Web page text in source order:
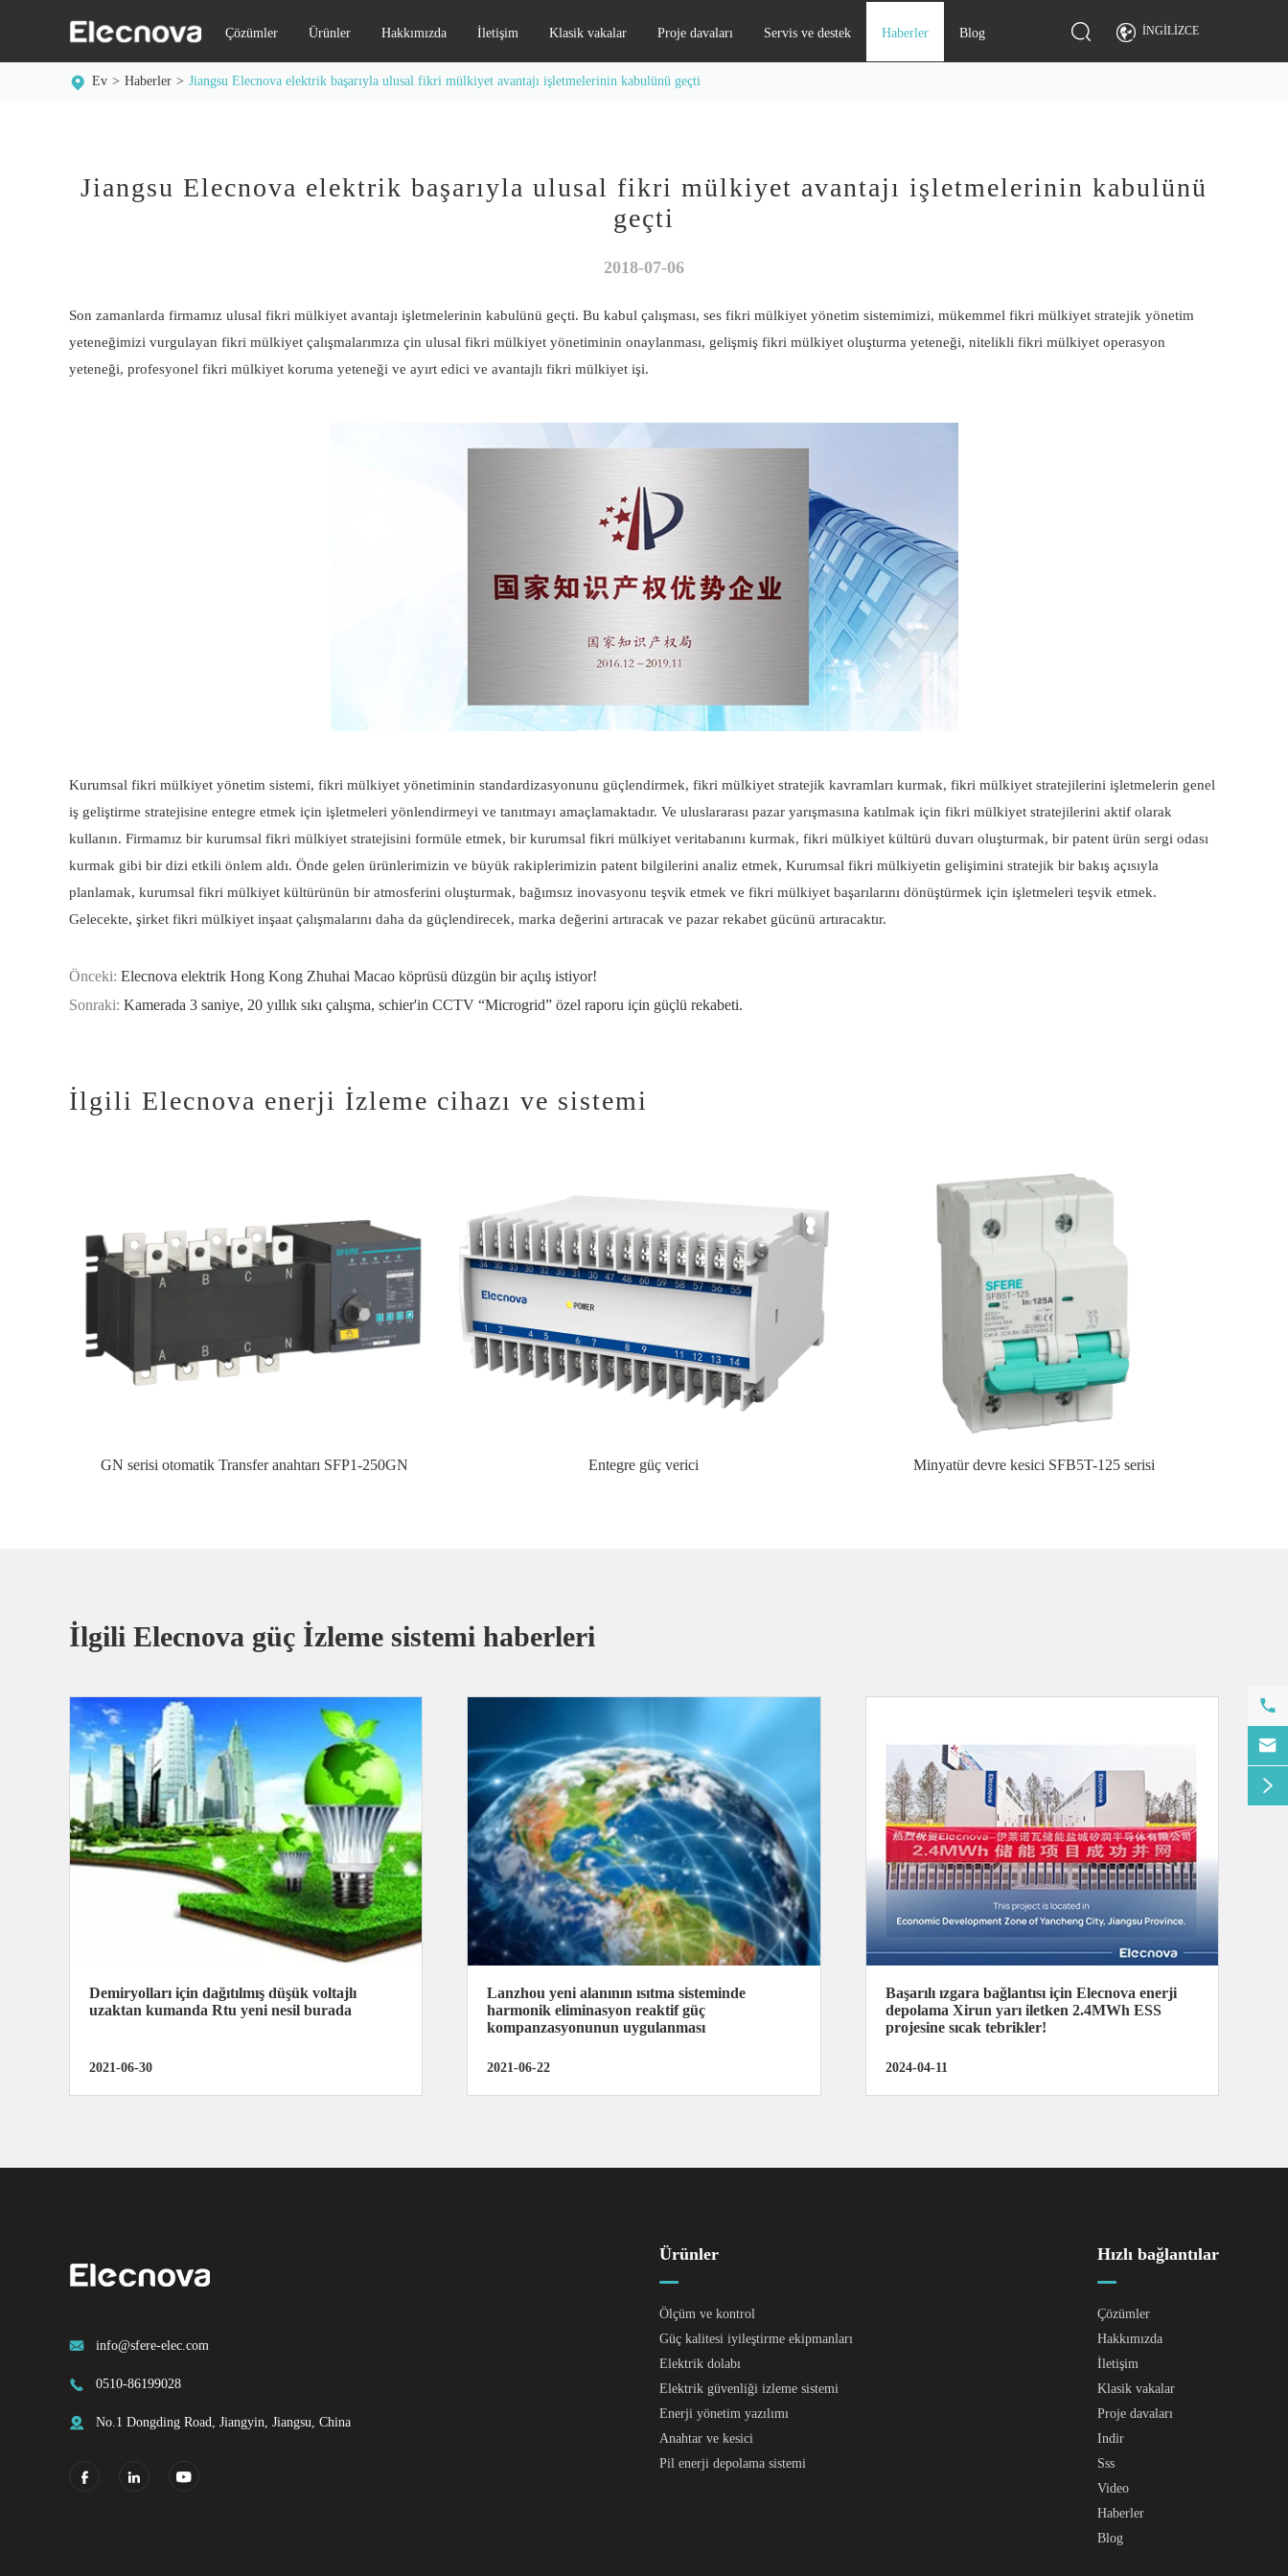
Çözümler Ürünler Hakkımızda İletişim Klasik vakalar Proje davaları Servis ve destek Haberler Blog İNGILIZCE
Ev Haberler Jiangsu Elecnova elektrik başarıyla ulusal fikri mülkiyet avantajı işletmelerinin kabulünü geçti
Jiangsu Elecnova elektrik başarıyla ulusal fikri mülkiyet avantajı işletmelerinin kabulünü
geçti
2018-07-06
Son zamanlarda firmamız ulusal fikri mülkiyet avantajı işletmelerinin kabulünü geçti. Bu kabul çalışması, ses fikri mülkiyet yönetim sistemimizi, mükemmel fikri mülkiyet stratejik yönetim
yeteneğimizi vurgulayan fikri mülkiyet çalışmalarımıza çin ulusal fikri mülkiyet yönetiminin onaylanması, gelişmiş fikri mülkiyet oluşturma yeteneği, nitelikli fikri mülkiyet operasyon
yeteneği, profesyonel fikri mülkiyet koruma yeteneği ve ayırt edici ve avantajlı fikri mülkiyet işi.
Kurumsal fikri mülkiyet yönetim sistemi, fikri mülkiyet yönetiminin standardizasyonunu güçlendirmek, fikri mülkiyet stratejik kavramları kurmak, fikri mülkiyet stratejilerini işletmelerin genel
iş geliştirme stratejisine entegre etmek için işletmeleri yönlendirmeyi ve tanıtmayı amaçlamaktadır. Ve uluslararası pazar yarışmasına katılmak için fikri mülkiyet stratejilerini aktif olarak
kullanın. Firmamız bir kurumsal fikri mülkiyet stratejisini formüle etmek, bir kurumsal fikri mülkiyet veritabanını kurmak, fikri mülkiyet kültürü duvarı oluşturmak, bir patent ürün sergi odası
kurmak gibi bir dizi etkili önlem aldı. Önde gelen ürünlerimizin ve büyük rakiplerimizin patent bilgilerini analiz etmek, Kurumsal fikri mülkiyetin gelişimini stratejik bir bakış açısıyla
planlamak, kurumsal fikri mülkiyet kültürünün bir atmosferini oluşturmak, bağımsız inovasyonu teşvik etmek ve fikri mülkiyet başarılarını dönüştürmek için işletmeleri teşvik etmek.
Gelecekte, şirket fikri mülkiyet inşaat çalışmalarını daha da güçlendirecek, marka değerini artıracak ve pazar rekabet gücünü artıracaktır.
Önceki: Elecnova elektrik Hong Kong Zhuhai Macao köprüsü düzgün bir açılış istiyor!
Sonraki: Kamerada 3 saniye, 20 yıllık sıkı çalışma, schier'in CCTV “Microgrid” özel raporu için güçlü rekabeti.
İlgili Elecnova enerji İzleme cihazı ve sistemi
GN serisi otomatik Transfer anahtarı SFP1-250GN Entegre güç verici Minyatür devre kesici SFB5T-125 serisi
İlgili Elecnova güç İzleme sistemi haberleri
Demiryolları için dağıtılmış düşük voltajlı
uzaktan kumanda Rtu yeni nesil burada
2021-06-30
Lanzhou yeni alanının ısıtma sisteminde
harmonik eliminasyon reaktif güç
kompanzasyonunun uygulanması
2021-06-22
Başarılı ızgara bağlantısı için Elecnova enerji
depolama Xirun yarı iletken 2.4MWh ESS
projesine sıcak tebrikler!
2024-04-11
 info@sfere-elec.com
 0510-86199028
 No.1 Dongding Road, Jiangyin, Jiangsu, China
  
Ürünler
Ölçüm ve kontrol
Güç kalitesi iyileştirme ekipmanları
Elektrik dolabı
Elektrik güvenliği izleme sistemi
Enerji yönetim yazılımı
Anahtar ve kesici
Pil enerji depolama sistemi
Hızlı bağlantılar
Çözümler
Hakkımızda
İletişim
Klasik vakalar
Proje davaları
Indir
Sss
Video
Haberler
Blog


